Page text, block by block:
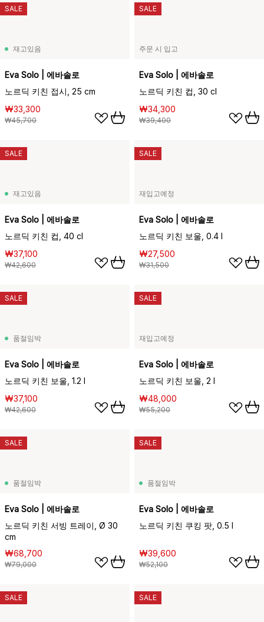
재고있음
Eva Solo | 에바솔로
노르딕 키친 접시, 25 cm
₩33,300
₩45,700
SALE
주문 시 입고
Eva Solo | 에바솔로
노르딕 키친 컵, 30 cl
₩34,300
₩39,400
SALE
재고있음
Eva Solo | 에바솔로
노르딕 키친 컵, 40 cl
₩37,100
₩42,600
SALE
재입고예정
Eva Solo | 에바솔로
노르딕 키친 보울, 0.4 l
₩27,500
₩31,500
SALE
품절임박
Eva Solo | 에바솔로
노르딕 키친 보울, 1.2 l
₩37,100
₩42,600
SALE
재입고예정
Eva Solo | 에바솔로
노르딕 키친 보울, 2 l
₩48,000
₩55,200
SALE
품절임박
Eva Solo | 에바솔로
노르딕 키친 서빙 트레이, Ø 30
cm
₩68,700
₩79,000
SALE
품절임박
Eva Solo | 에바솔로
노르딕 키친 쿠킹 팟, 0.5 l
₩39,600
₩52,100
SALE
SALE SALE